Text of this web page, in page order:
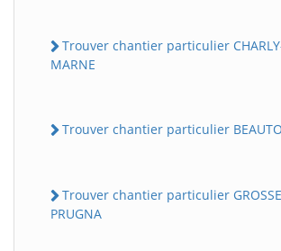
Trouver chantier particulier
MARNE
Trouver chantier particulier
Trouver chantier particulier
PRUGNA